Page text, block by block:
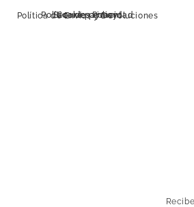
Política de Envíos y Devoluciones
Secure payment
Política de privacidad
Cookies Policy